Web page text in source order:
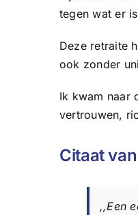
tegen wat er
Deze retraite
ook zonder
Ik kwam naar
vertrouwen,
Citaat
,,Een